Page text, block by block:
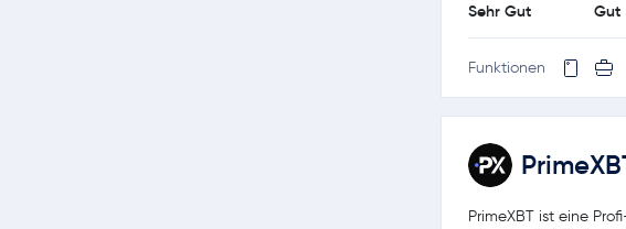
Sehr Gut Gut
Funktionen
PrimeXBT ist eine